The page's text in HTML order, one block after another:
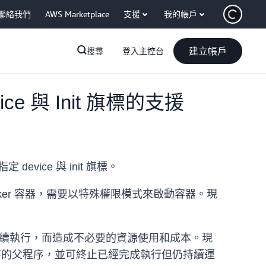
絡我們 AWS Marketplace 支援 我的帳戶
搜尋 登入主控台 建立帳戶
與 Init 旗標的支援
定 device 與 init 旗標。
容器，需要以特殊權限模式來啟動容器。現
執行，而造成不必要的資源使用和成本。現
父程序，並可終止已經完成執行但仍持續運